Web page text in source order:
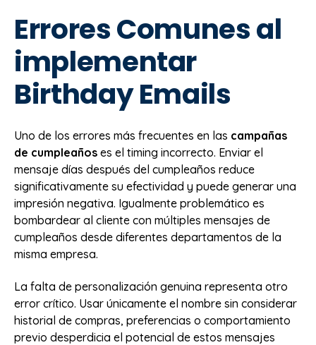
Errores Comunes al
implementar
Birthday Emails
Uno de los errores más frecuentes en las campañas
de cumpleaños es el timing incorrecto. Enviar el
mensaje días después del cumpleaños reduce
significativamente su efectividad y puede generar una
impresión negativa. Igualmente problemático es
bombardear al cliente con múltiples mensajes de
cumpleaños desde diferentes departamentos de la
misma empresa.
La falta de personalización genuina representa otro
error crítico. Usar únicamente el nombre sin considerar
historial de compras, preferencias o comportamiento
previo desperdicia el potencial de estos mensajes